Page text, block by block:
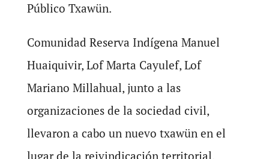
Público Txawün.
Comunidad Reserva Indígena Manuel
Huaiquivir, Lof Marta Cayulef, Lof
Mariano Millahual, junto a las
organizaciones de la sociedad civil,
llevaron a cabo un nuevo txawün en el
lugar de la reivindicación territorial,